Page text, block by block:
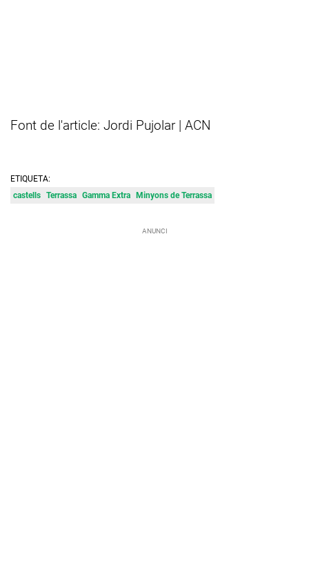
Font de l'article: Jordi Pujolar | ACN
ETIQUETA:
castells Terrassa Gamma Extra Minyons de Terrassa